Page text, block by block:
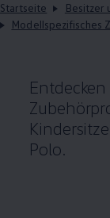
Startseite Besitzer
Modellspezifisches
Polo.